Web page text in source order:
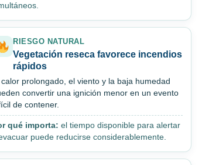
RIESGO NATURAL
Vegetación reseca favorece incendios
rápidos
calor prolongado, el viento y la baja humedad
convertir una ignición menor en un evento
de contener.
qué importa: el tiempo disponible para alertar
puede reducirse considerablemente.